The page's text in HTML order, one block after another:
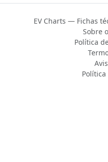
EV Charts — Fichas
Sobre
Política
Política